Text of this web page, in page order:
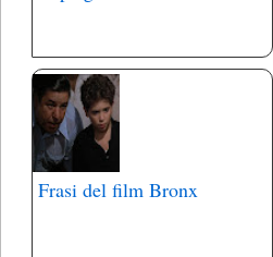
Frasi del film Bronx